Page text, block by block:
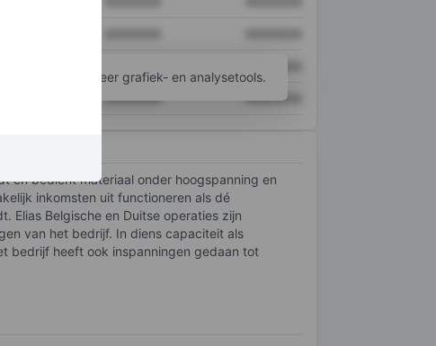
XXXXXXX XXXXXXX
te krijgen tot meer grafiek- en analysetools.
en bedient materiaal onder hoogspanning en
inkomsten uit functioneren als dé
Elias Belgische en Duitse operaties zijn
van het bedrijf. In diens capaciteit als
bedrijf heeft ook inspanningen gedaan tot